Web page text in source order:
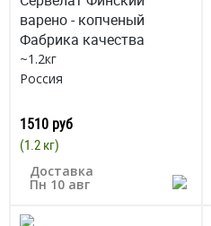
варено - копченый
Фабрика качества
~1.2кг
Россия
1510 руб
(1.2 кг)
Доставка
Пн 10 авг